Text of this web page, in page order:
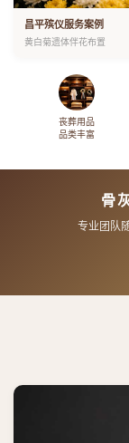
昌平殡仪服务案例
黄白菊遗体伴花布置
丧葬用品
品类丰富
骨
专业团队